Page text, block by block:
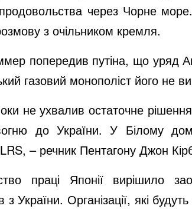
через Чорне
з очільником кремля.
попередив путіна, що уряд
газовий монополіст його не
не ухвалив остаточне
до України. У Білому
– речник Пентагону Джон
праці Японії вирішило
з України. Організації, які